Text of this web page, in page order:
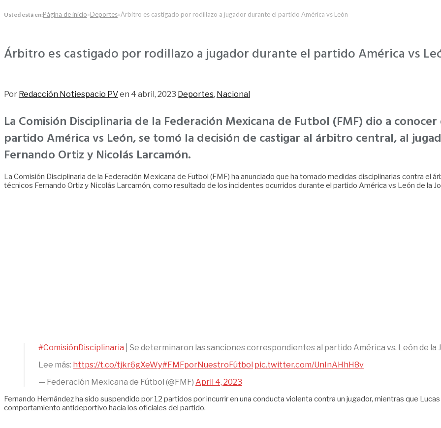
Usted está en:Página de inicio»Deportes»Árbitro es castigado por rodillazo a jugador durante el partido América vs León
Árbitro es castigado por rodillazo a jugador durante el partido América vs
Por Redacción Notiespacio PVen 4 abril, 2023 Deportes, Nacional
La Comisión Disciplinaria de la Federación Mexicana de Futbol (FMF) dio a
partido América vs León, se tomó la decisión de castigar al árbitro central, al
Fernando Ortiz y Nicolás Larcamón.
La Comisión Disciplinaria de la Federación Mexicana de Futbol (FMF) ha anunciado que ha tomado medidas disciplinarias contra el
técnicos Fernando Ortiz y Nicolás Larcamón, como resultado de los incidentes ocurridos durante el partido América vs León de la
#ComisiónDisciplinaria | Se determinaron las sanciones correspondientes al partido América vs. León de la
Lee más: https://t.co/tjkr6gXeWy#FMFporNuestroFútbol pic.twitter.com/UnInAHhH8v
— Federación Mexicana de Fútbol (@FMF) April 4, 2023
Fernando Hernández ha sido suspendido por 12 partidos por incurrir en una conducta violenta contra un jugador, mientras que
comportamiento antideportivo hacia los oficiales del partido.